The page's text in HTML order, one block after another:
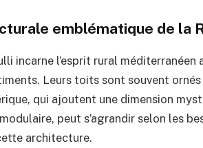
emblématique de la
incarne l’esprit rural méditerranéen
Leurs toits sont souvent
qui ajoutent une dimension
peut s’agrandir selon les
architecture.